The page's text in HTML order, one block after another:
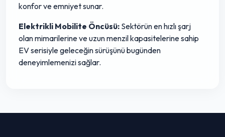
konfor ve emniyet sunar.
Elektrikli Mobilite Öncüsü: Sektörün en hızlı şarj
olan mimarilerine ve uzun menzil kapasitelerine sahip
EV serisiyle geleceğin sürüşünü bugünden
deneyimlemenizi sağlar.